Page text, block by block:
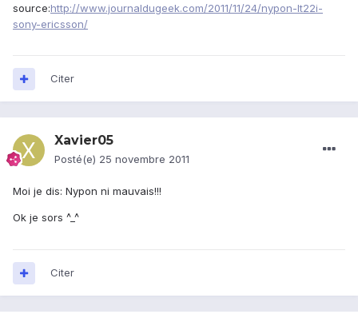
source:http://www.journaldugeek.com/2011/11/24/nypon-lt22i-
sony-ericsson/
Citer
Xavier05
Posté(e) 25 novembre 2011
Moi je dis: Nypon ni mauvais!!!
Ok je sors ^_^
Citer